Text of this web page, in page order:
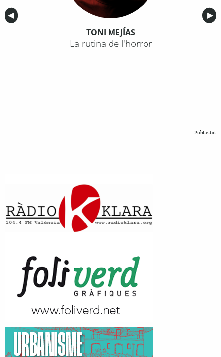
Anterior
◀︎ ▶︎
TONI MEJÍAS
La rutina de l'horror
Publicitat